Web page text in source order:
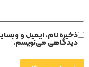
ذخیره نام، ایمیل و
دیدگاهی می‌نویسم.